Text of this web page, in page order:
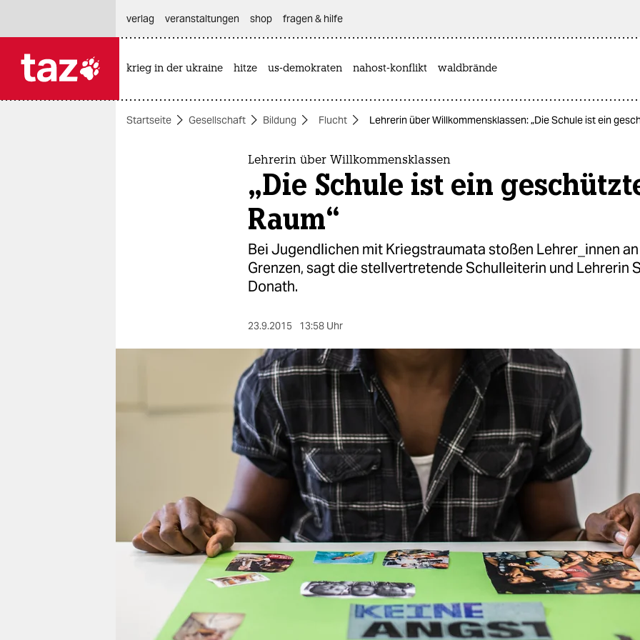
themen
nord
verlag
fragen & hilfe
unterstützen
genossenschaft
verlag
veranstaltungen shop fragen & hilfe
krieg in der ukraine hitze us-demokraten nahost-konflikt waldbrände
Startseite Gesellschaft Bildung Flucht Lehrerin über Willkommensklassen: „Die Schule ist ein
Lehrerin über Willkommensklassen
„Die Schule ist ein
Raum“
Bei Jugendlichen mit Kriegstraumata stoßen Lehrer_innen
Grenzen, sagt die stellvertretende Schulleiterin und Lehrerin
Donath.
23.9.2015 13:58 Uhr